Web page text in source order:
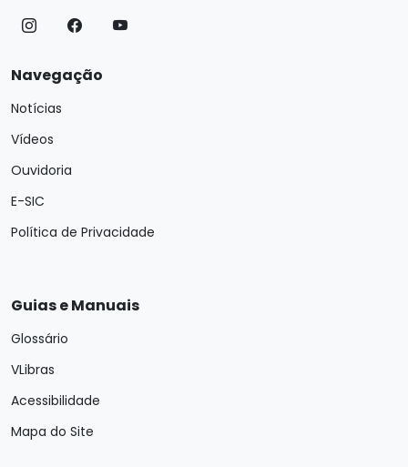
Navegação
Notícias
Vídeos
Ouvidoria
E-SIC
Política de Privacidade
Guias e Manuais
Glossário
VLibras
Acessibilidade
Mapa do Site